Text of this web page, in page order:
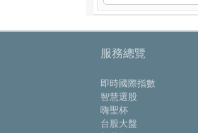
服務總覽
即時國際指數
智慧選股
嗨聖杯
台股大盤